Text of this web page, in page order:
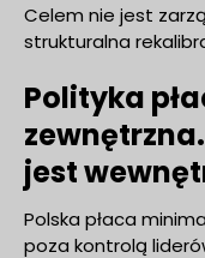
Celem nie jest
strukturalna
Polityka
jest
Polska płaca
poza kontrolą